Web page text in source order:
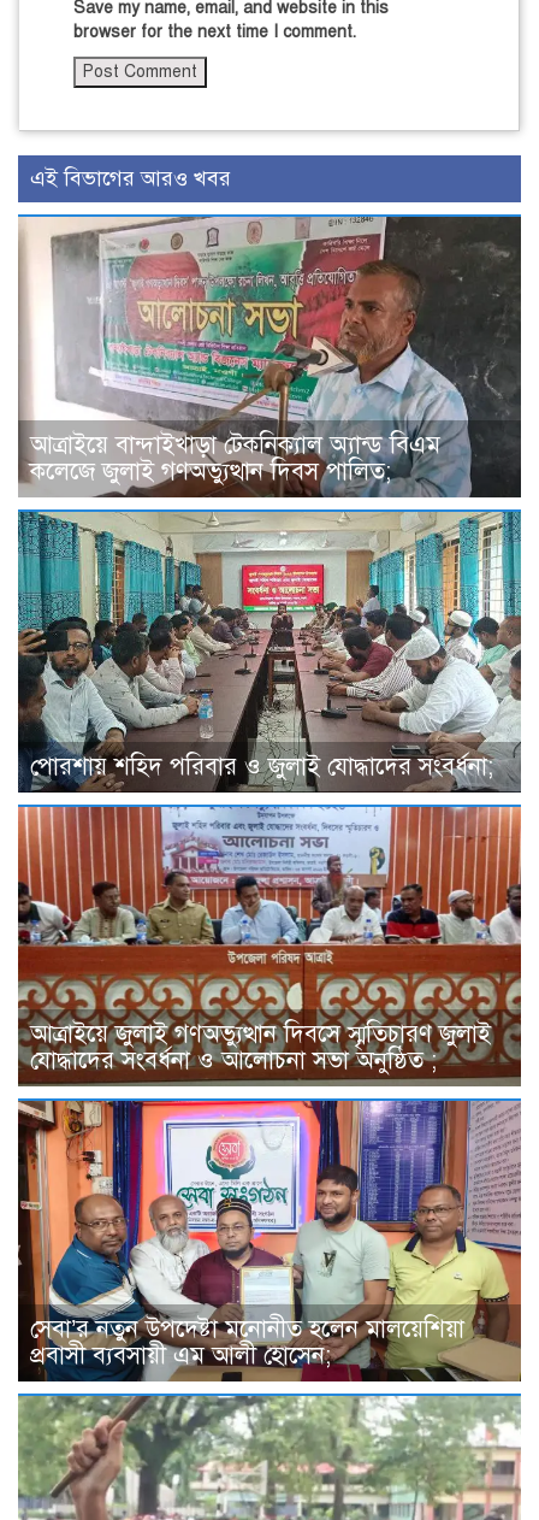
Save my name, email, and website in this
browser for the next time I comment.
এই বিভাগের আরও খবর
আত্রাইয়ে বান্দাইখাড়া টেকনিক্যাল অ্যান্ড বিএম
কলেজে জুলাই গণঅভ্যুত্থান দিবস পালিত;
পোরশায় শহিদ পরিবার ও জুলাই যোদ্ধাদের সংবর্ধনা;
আত্রাইয়ে জুলাই গণঅভ্যুত্থান দিবসে স্মৃতিচারণ জুলাই
যোদ্ধাদের সংবর্ধনা ও আলোচনা সভা অনুষ্ঠিত ;
সেবা’র নতুন উপদেষ্টা মনোনীত হলেন মালয়েশিয়া
প্রবাসী ব্যবসায়ী এম আলী হোসেন;